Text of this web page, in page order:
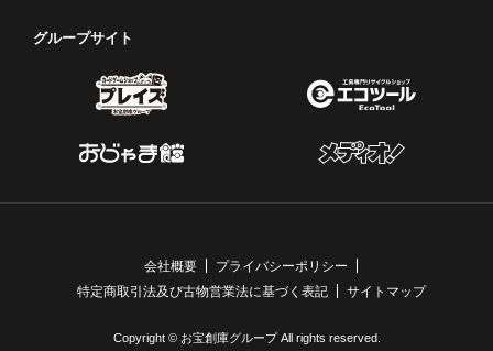
グループサイト
会社概要
プライバシーポリシー
特定商取引法及び古物営業法に基づく表記
サイトマップ
Copyright © お宝創庫グループ All rights reserved.